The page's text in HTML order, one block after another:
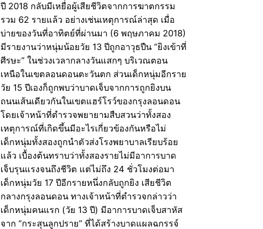
ปี 2018 กลับมีเหยื่อผู้เสียชีวิตจากการฆาตกรรม
รวม 62 รายแล้ว อย่างเช่นเหตุการณ์ล่าสุด เมื่อ
บ่ายของวันที่อาทิตย์ที่ผ่านมา (6 พฤษภาคม 2018)
มีรายงานว่าหนุ่มน้อยวัย 13 ปีถูกอาวุธปืน “ยิงเข้าที่
ศีรษะ” ในช่วงเวลากลางวันแสกๆ บริเวณตอน
เหนือในเขตลอนดอนตะวันตก ส่วนเด็กหนุ่มอีกราย
วัย 15 ปีเองก็ถูกพบว่าบาดเจ็บจากการถูกยิงบน
ถนนเส้นเดียวกันในเขตแฮร์โรว์ของกรุงลอนดอน
โดยเจ้าหน้าที่ตำรวจพยายามสืบสวนว่าทั้งสอง
เหตุการณ์ที่เกิดขึ้นมีอะไรเกี่ยวข้องกันหรือไม่
เด็กหนุ่มทั้งสองถูกนำตัวส่งโรงพยาบาลเรียบร้อย
แล้ว เบื้องต้นทราบว่าทั้งสองรายไม่มีอาการบาด
เจ็บรุนแรงจนถึงชีวิต แต่ไม่ถึง 24 ชั่วโมงต่อมา
เด็กหนุ่มวัย 17 ปีอีกรายหนึ่งกลับถูกยิง เสียชีวิต
กลางกรุงลอนดอน ทางเจ้าหน้าที่ตำรวจกล่าวว่า
เด็กหนุ่มคนแรก (วัย 13 ปี) มีอาการบาดเจ็บสาหัส
จาก “กระสุนลูกปราย” ที่ได้สร้างบาดแผลฉกรรจ์